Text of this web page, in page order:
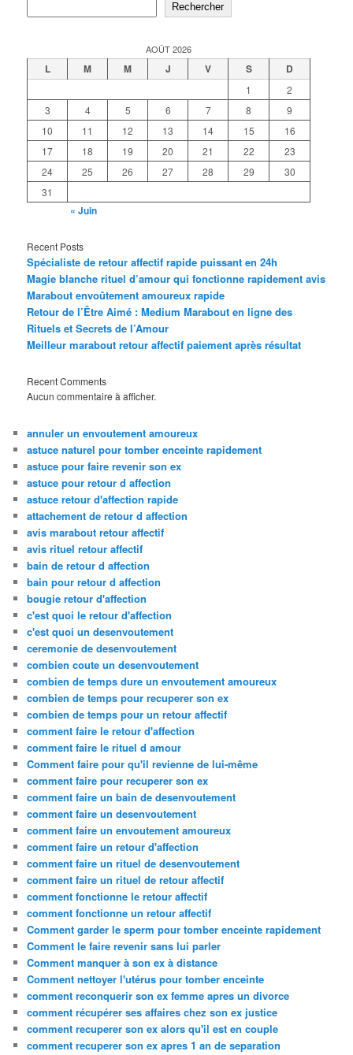
Rechercher
AOÛT 2026
L M M J V S D
1
2
3
4 5 6 7 8
9
10
11 12 13 14 15
16
17
18 19 20 21 22
23
24
25 26 27 28 29
30
31
« Juin
Recent Posts
Spécialiste de retour affectif rapide puissant en 24h
Magie blanche rituel d’amour qui fonctionne rapidement avis
Marabout envoûtement amoureux rapide
Retour de l’Être Aimé : Medium Marabout en ligne des
Rituels et Secrets de l’Amour
Meilleur marabout retour affectif paiement après résultat
Recent Comments
Aucun commentaire à afficher.
annuler un envoutement amoureux
astuce naturel pour tomber enceinte rapidement
astuce pour faire revenir son ex
astuce pour retour d affection
astuce retour d'affection rapide
attachement de retour d affection
avis marabout retour affectif
avis rituel retour affectif
bain de retour d affection
bain pour retour d affection
bougie retour d'affection
c'est quoi le retour d'affection
c'est quoi un desenvoutement
ceremonie de desenvoutement
combien coute un desenvoutement
combien de temps dure un envoutement amoureux
combien de temps pour recuperer son ex
combien de temps pour un retour affectif
comment faire le retour d'affection
comment faire le rituel d amour
Comment faire pour qu'il revienne de lui-même
comment faire pour recuperer son ex
comment faire un bain de desenvoutement
comment faire un desenvoutement
comment faire un envoutement amoureux
comment faire un retour d'affection
comment faire un rituel de desenvoutement
comment faire un rituel de retour affectif
comment fonctionne le retour affectif
comment fonctionne un retour affectif
Comment garder le sperm pour tomber enceinte rapidement
Comment le faire revenir sans lui parler
Comment manquer à son ex à distance
Comment nettoyer l'utérus pour tomber enceinte
comment reconquerir son ex femme apres un divorce
comment récupérer ses affaires chez son ex justice
comment recuperer son ex alors qu'il est en couple
comment recuperer son ex apres 1 an de separation